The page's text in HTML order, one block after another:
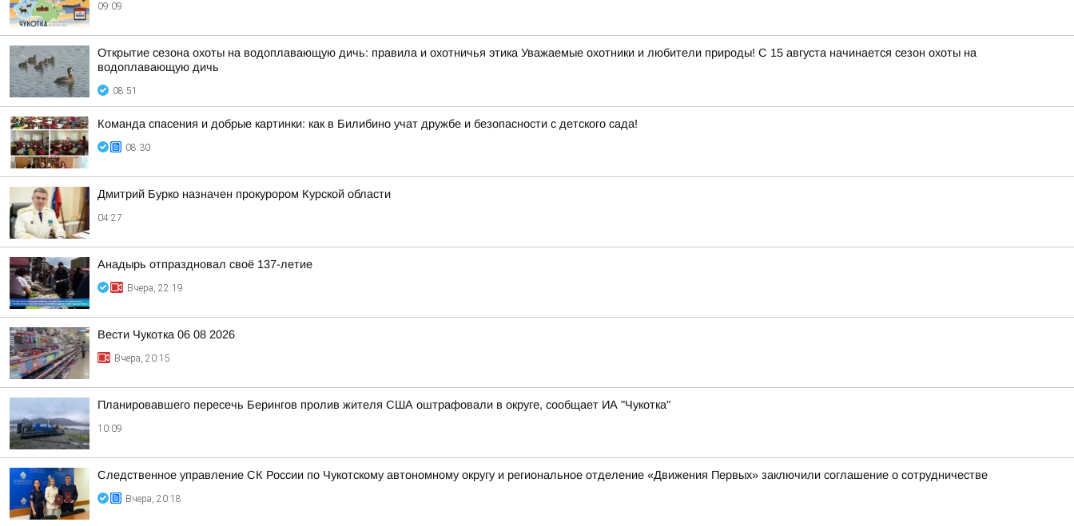
09:09
Открытие сезона охоты на водоплавающую дичь: правила и охотничья этика Уважаемые охотники и любители природы! С 15 августа начинается сезон охоты на
водоплавающую дичь
08:51
Команда спасения и добрые картинки: как в Билибино учат дружбе и безопасности с детского сада!
08:30
Дмитрий Бурко назначен прокурором Курской области
04:27
Анадырь отпраздновал своё 137-летие
Вчера, 22:19
Вести Чукотка 06 08 2026
Вчера, 20:15
Планировавшего пересечь Берингов пролив жителя США оштрафовали в округе, сообщает ИА "Чукотка"
10:09
Следственное управление СК России по Чукотскому автономному округу и региональное отделение «Движения Первых» заключили соглашение о сотрудничестве
Вчера, 20:18